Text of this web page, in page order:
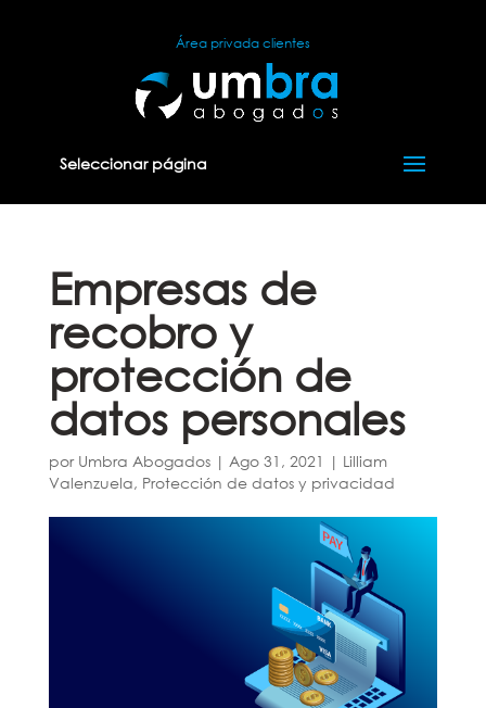
Área privada clientes
Seleccionar página
Empresas de
recobro y
protección de
datos personales
por Umbra Abogados| Ago 31, 2021 | Lilliam
Valenzuela, Protección de datos y privacidad